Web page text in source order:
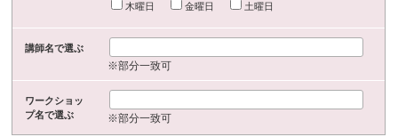
木曜日
金曜日 土曜日
講師名で選ぶ
※部分一致可
ワークショッ
プ名で選ぶ
※部分一致可